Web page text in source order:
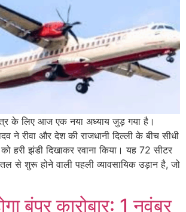
के लिए आज एक नया अध्याय जुड़ गया है।
ने रीवा और देश की राजधानी दिल्ली के बीच सीधी
को हरी झंडी दिखाकर रवाना किया। यह 72 सीटर
से शुरू होने वाली पहली व्यावसायिक उड़ान है, जो
बंपर कारोबार: 1 नवंबर